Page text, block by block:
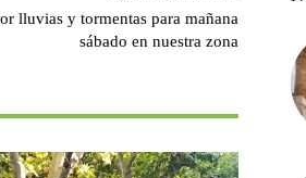
lluvias y tormentas para mañana
sábado en nuestra zona